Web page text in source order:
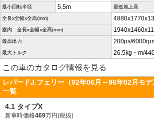
最小回転半径 5.5m 最低地上高
全長x全幅x全高(mm)
室内 全長x全幅x全高(mm)
最高出力 200ps/
最大トルク 26.5kg・m/
この車のカタログ情報を見る
レパードJ.フェリー（92年06月～96年02月モ
一覧
4.1 タイプX
新車時価格469万円(税抜)